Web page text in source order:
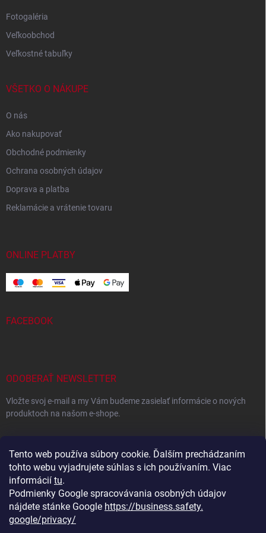
Tento web používa súbory cookie. Ďalším prechádzaním
tohto webu vyjadrujete súhlas s ich používaním. Viac
informácií tu.
Podmienky Google spracovávania osobných údajov
nájdete stánke Google https://business.safety.
google/privacy/
Fotogaléria
Veľkoobchod
Veľkostné tabuľky
VŠETKO O NÁKUPE
O nás
Ako nakupovať
Obchodné podmienky
Ochrana osobných údajov
Doprava a platba
Reklamácie a vrátenie tovaru
ONLINE PLATBY
FACEBOOK
ODOBERAŤ NEWSLETTER
Vložte svoj e-mail a my Vám budeme zasielať informácie o nových
produktoch na našom e-shope.
Vložením e-mailu súhlasíte spodmienkami ochrany osobných
údajov
Prihlásiť sa